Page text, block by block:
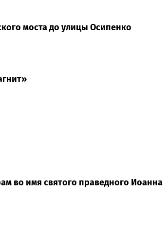
моста до улицы Осипенко
во имя святого праведного Иоанна